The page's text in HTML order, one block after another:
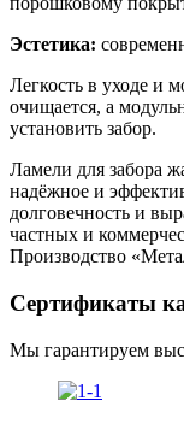
Эстетика:
Легкость в уходе и
очищается, а
установить забор.
Ламели для забора
надёжное и
долговечность и
частных и
Производство
Сертификаты
Мы гарантируем